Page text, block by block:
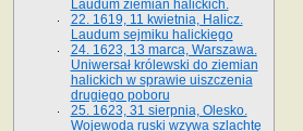
Laudum ziemian halickich.
22. 1619, 11 kwietnia, Halicz.
Laudum sejmiku halickiego
24. 1623, 13 marca, Warszawa.
Uniwersał królewski do ziemian
halickich w sprawie uiszczenia
drugiego poboru
25. 1623, 31 sierpnia, Olesko.
Wojewoda ruski wzywa szlachtę